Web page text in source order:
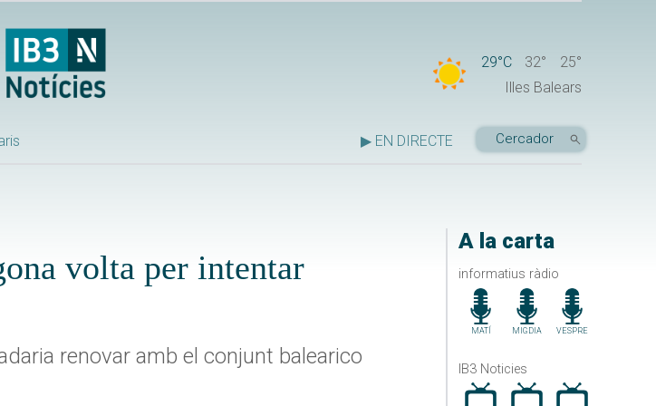
29°C 32°
25°
Illes Balears
▶ EN DIRECTE
A la carta
informatius ràdio
MATÍ MIGDIA VESPRE
IB3 Noticies
volta per intentar
renovar amb el conjunt balearico